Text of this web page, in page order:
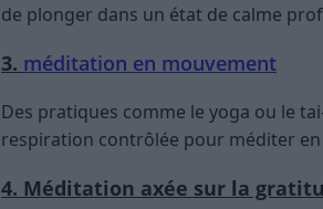
de plonger dans un état de calme
3. méditation en mouvement
Des pratiques comme le yoga ou le
respiration contrôlée pour méditer
4. Méditation axée sur la